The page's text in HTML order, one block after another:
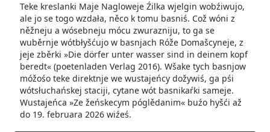
Teke kreslanki Maje Nagloweje Źilka wjelgin wobźiwujo,
ale jo se togo wzdała, něco k tomu basniś. Což wóni z
něžneju a wósebneju mócu zwurazniju, to ga se
wuběrnje wótbłyšćujo w basnjach Róže Domašcyneje, z
jeje zběrki »Die dörfer unter wasser sind in deinem kopf
beredt« (poetenladen Verlag 2016). Wšake tych basnjow
móžośo teke direktnje we wustajeńcy dožywiś, ga pśi
wótsłuchańskej staciji, cytane wót basnikaŕki sameje.
Wustajeńca »Ze žeńskecym póglědanim« buźo hyšći až
do 19. februara 2026 wiźeś.